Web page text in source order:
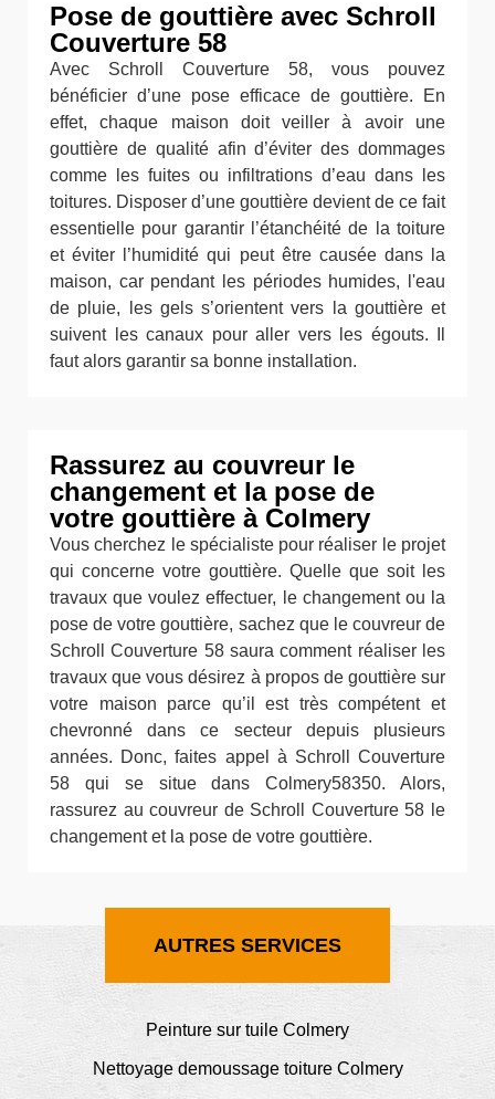
Pose de gouttière avec Schroll
Couverture 58
Avec Schroll Couverture 58, vous pouvez
bénéficier d’une pose efficace de gouttière. En
effet, chaque maison doit veiller à avoir une
gouttière de qualité afin d’éviter des dommages
comme les fuites ou infiltrations d’eau dans les
toitures. Disposer d’une gouttière devient de ce fait
essentielle pour garantir l’étanchéité de la toiture
et éviter l’humidité qui peut être causée dans la
maison, car pendant les périodes humides, l'eau
de pluie, les gels s’orientent vers la gouttière et
suivent les canaux pour aller vers les égouts. Il
faut alors garantir sa bonne installation.
Rassurez au couvreur le
changement et la pose de
votre gouttière à Colmery
Vous cherchez le spécialiste pour réaliser le projet
qui concerne votre gouttière. Quelle que soit les
travaux que voulez effectuer, le changement ou la
pose de votre gouttière, sachez que le couvreur de
Schroll Couverture 58 saura comment réaliser les
travaux que vous désirez à propos de gouttière sur
votre maison parce qu’il est très compétent et
chevronné dans ce secteur depuis plusieurs
années. Donc, faites appel à Schroll Couverture
58 qui se situe dans Colmery58350. Alors,
rassurez au couvreur de Schroll Couverture 58 le
changement et la pose de votre gouttière.
AUTRES SERVICES
Peinture sur tuile Colmery
Nettoyage demoussage toiture Colmery